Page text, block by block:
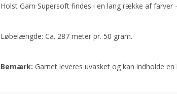
Holst Garn Supersoft findes i en lang række af farver
Løbelængde: Ca. 287 meter pr. 50 gram.
Bemærk: Garnet leveres uvasket og kan indholde